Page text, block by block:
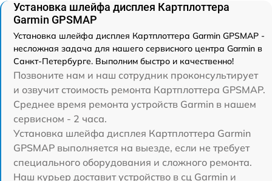
Установка шлейфа дисплея Картплоттера
Garmin GPSMAP
Установка шлейфа дисплея Картплоттера Garmin GPSMAP -
несложная задача для нашего сервисного центра Garmin в
Санкт-Петербурге. Выполним быстро и качественно!
Позвоните нам и наш сотрудник проконсультирует
и озвучит стоимость ремонта Картплоттера GPSMAP.
Среднее время ремонта устройств Garmin в нашем
сервисном - 2 часа.
Установка шлейфа дисплея Картплоттера Garmin
GPSMAP выполняется на выезде, если не требует
специального оборудования и сложного ремонта.
Наш курьер доставит устройство в сц Garmin и